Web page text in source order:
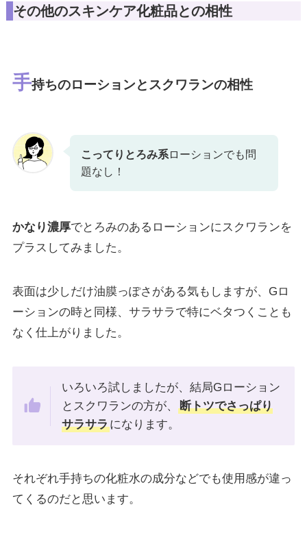
その他のスキンケア化粧品との相性
手持ちのローションとスクワランの相性
こってりとろみ系ローションでも問
題なし！
かなり濃厚でとろみのあるローションにスクワランを
プラスしてみました。
表面は少しだけ油膜っぽさがある気もしますが、Gロ
ーションの時と同様、サラサラで特にベタつくことも
なく仕上がりました。
いろいろ試しましたが、結局Gローション
とスクワランの方が、断トツでさっぱり
サラサラになります。
それぞれ手持ちの化粧水の成分などでも使用感が違っ
てくるのだと思います。